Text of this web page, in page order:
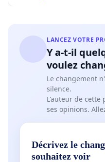
LANCEZ VOTRE
Y a-t-il
voulez
Le changement
silence.
L'auteur de cette
ses opinions.
Décrivez le
souhaitez voir